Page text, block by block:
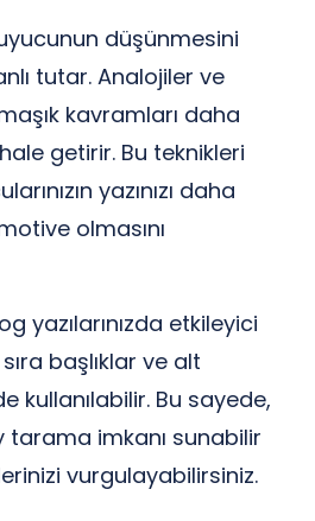
düşünmesini
tutar. Analojiler ve
kavramları daha
getirir. Bu teknikleri
yazınızı daha
olmasını
yazılarınızda etkileyici
başlıklar ve alt
kullanılabilir. Bu sayede,
tarama imkanı sunabilir
vurgulayabilirsiniz.